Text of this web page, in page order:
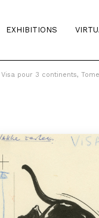
EXHIBITIONS
Visa pour 3 continents,